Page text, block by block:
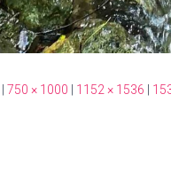
750 × 1000 1152 × 1536